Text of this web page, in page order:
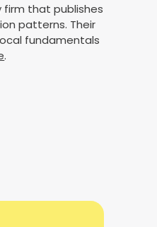
firm that publishes
patterns. Their
fundamentals
.